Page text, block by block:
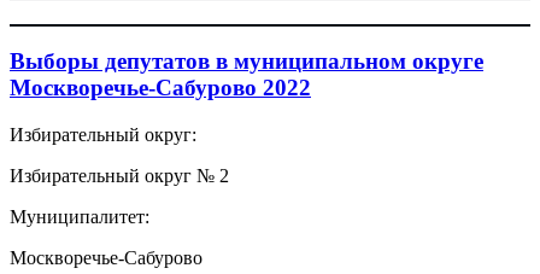
Выборы депутатов в муниципальном округе
Москворечье-Сабурово 2022
Избирательный округ:
Избирательный округ № 2
Муниципалитет:
Москворечье-Сабурово